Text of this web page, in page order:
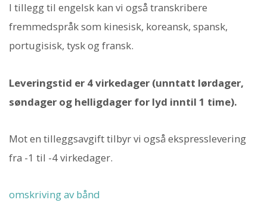
I tillegg til engelsk kan vi også transkribere
fremmedspråk som kinesisk, koreansk, spansk,
portugisisk, tysk og fransk.
Leveringstid er 4 virkedager (unntatt lørdager,
søndager og helligdager for lyd inntil 1 time).
Mot en tilleggsavgift tilbyr vi også ekspresslevering
fra -1 til -4 virkedager.
omskriving av bånd